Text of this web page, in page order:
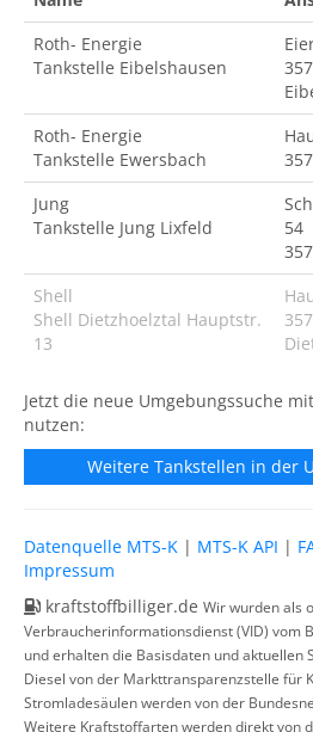
Roth- Energie
Tankstelle Eibelshausen
Roth- Energie
Tankstelle Ewersbach
Jung
Tankstelle Jung Lixfeld
54
Shell
Shell Dietzhoelztal Hauptstr.
13
Jetzt die neue Umgebungssuche
nutzen:
Weitere Tankstellen in der
Datenquelle MTS-K | MTS-K API |
Impressum
kraftstoffbilliger.de Wir wurden als
Verbraucherinformationsdienst (VID) vom
und erhalten die Basisdaten und aktuellen
Diesel von der Markttransparenzstelle für
Stromladesäulen werden von der
Weitere Kraftstoffarten werden direkt von